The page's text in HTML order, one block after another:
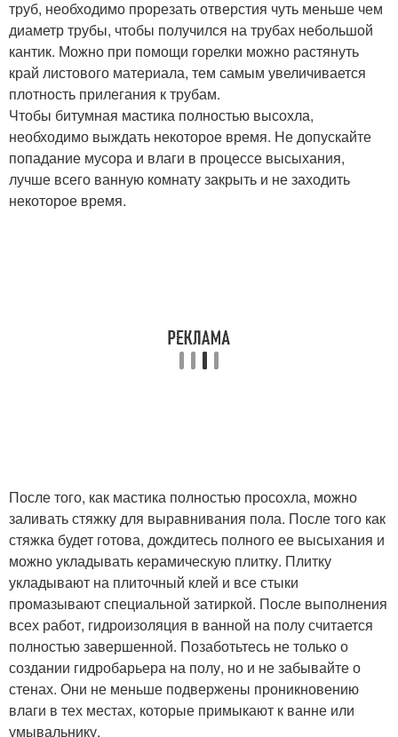
труб, необходимо прорезать отверстия чуть меньше чем
диаметр трубы, чтобы получился на трубах небольшой
кантик. Можно при помощи горелки можно растянуть
край листового материала, тем самым увеличивается
плотность прилегания к трубам.
Чтобы битумная мастика полностью высохла,
необходимо выждать некоторое время. Не допускайте
попадание мусора и влаги в процессе высыхания,
лучше всего ванную комнату закрыть и не заходить
некоторое время.
После того, как мастика полностью просохла, можно
заливать стяжку для выравнивания пола. После того как
стяжка будет готова, дождитесь полного ее высыхания и
можно укладывать керамическую плитку. Плитку
укладывают на плиточный клей и все стыки
промазывают специальной затиркой. После выполнения
всех работ, гидроизоляция в ванной на полу считается
полностью завершенной. Позаботьтесь не только о
создании гидробарьера на полу, но и не забывайте о
стенах. Они не меньше подвержены проникновению
влаги в тех местах, которые примыкают к ванне или
умывальнику.